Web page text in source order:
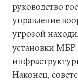
руководство
управление
угрозой
установки МБР
Наконец,